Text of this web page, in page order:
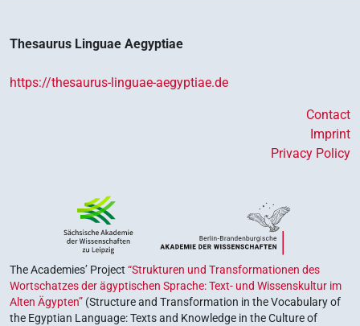
Thesaurus Linguae Aegyptiae
https://thesaurus-linguae-aegyptiae.de
Contact
Imprint
Privacy Policy
The Academies’ Project “Strukturen und Transformationen des
Wortschatzes der ägyptischen Sprache: Text- und Wissenskultur im
Alten Ägypten” (Structure and Transformation in the Vocabulary of
the Egyptian Language: Texts and Knowledge in the Culture of